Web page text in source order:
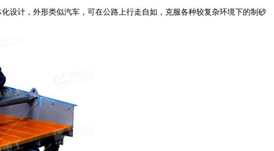
设计，外形类似汽车，可在公路上行走自如，克服各种较复杂环境下的制砂